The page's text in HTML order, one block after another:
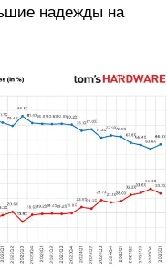
надежды на